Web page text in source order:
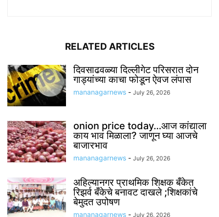
RELATED ARTICLES
दिवसाढवळ्या दिल्लीगेट परिसरात दोन
गाड्यांच्या काचा फोडून ऐवज लंपास
mananagarnews - July 26, 2026
onion price today…आज कांद्याला
काय भाव मिळाला? जाणून घ्या आजचे
बाजारभाव
mananagarnews - July 26, 2026
अहिल्यानगर प्राथमिक शिक्षक बँकेत
रिझर्व बँकेचे बनावट दाखले ;शिक्षकांचे
बेमुदत उपोषण
mananagarnews - July 26, 2026